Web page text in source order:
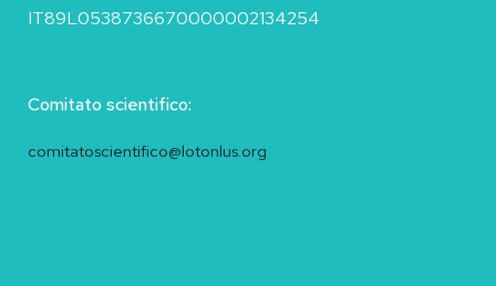
IT89L0538736670000002134254
Comitato scientifico:
comitatoscientifico@lotonlus.org